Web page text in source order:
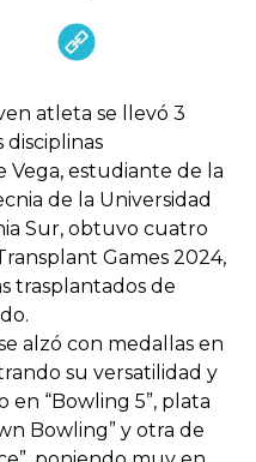
atleta se llevó 3
disciplinas
Vega, estudiante de la
de la Universidad
Sur, obtuvo cuatro
Games 2024,
trasplantados de
alzó con medallas en
su versatilidad y
“Bowling 5”, plata
Bowling” y otra de